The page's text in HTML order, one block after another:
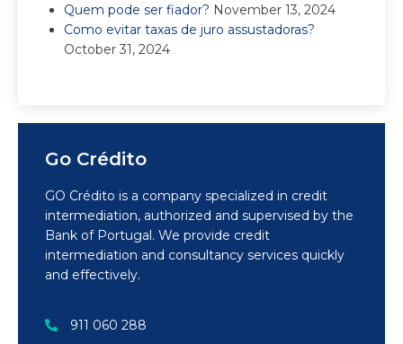
Quem pode ser fiador? November 13, 2024
Como evitar taxas de juro assustadoras?
October 31, 2024
Go Crédito
GO Crédito is a company specialized in credit
intermediation, authorized and supervised by the
Bank of Portugal. We provide credit
intermediation and consultancy services quickly
and effectively.
911 060 288